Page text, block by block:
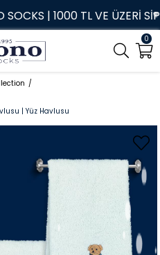
| 1000 TL VE ÜZERİ
0
| Yüz Havlusu